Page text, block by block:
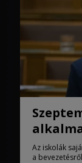
iskolák
Az iskolák
a